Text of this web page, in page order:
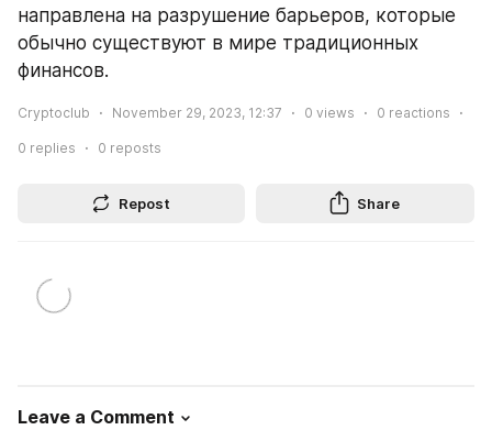
направлена на разрушение барьеров, которые
обычно существуют в мире традиционных
финансов.
Cryptoclub November 29, 2023, 12:37 0 views 0 reactions
0 replies 0 reposts
Repost Share
Leave a Comment